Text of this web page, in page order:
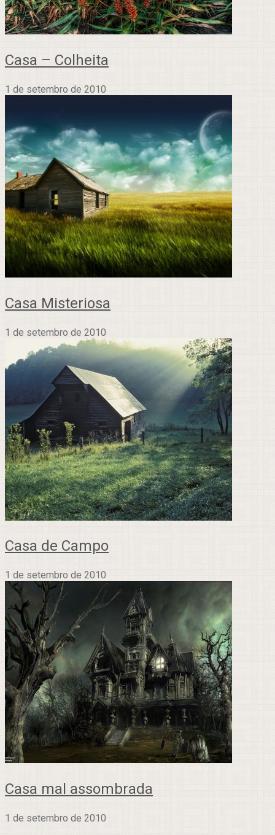
Casa – Colheita
1 de setembro de 2010
Casa Misteriosa
1 de setembro de 2010
Casa de Campo
1 de setembro de 2010
Casa mal assombrada
1 de setembro de 2010